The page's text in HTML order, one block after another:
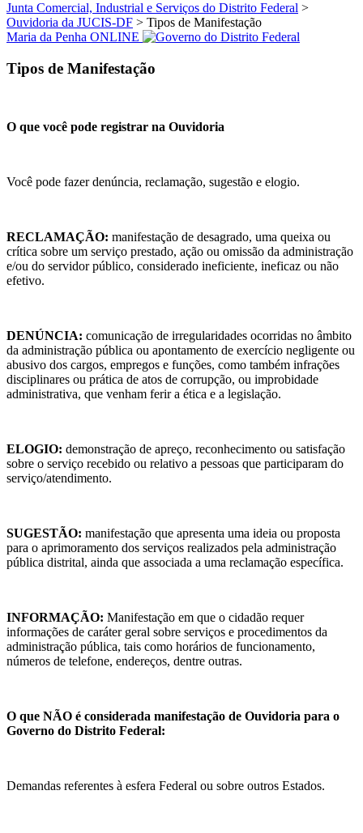
Junta Comercial, Industrial e Serviços do Distrito Federal >
Ouvidoria da JUCIS-DF > Tipos de Manifestação
Maria da Penha ONLINE
Tipos de Manifestação
O que você pode registrar na Ouvidoria
Você pode fazer denúncia, reclamação, sugestão e elogio.
RECLAMAÇÃO: manifestação de desagrado, uma queixa ou
crítica sobre um serviço prestado, ação ou omissão da administração
e/ou do servidor público, considerado ineficiente, ineficaz ou não
efetivo.
DENÚNCIA: comunicação de irregularidades ocorridas no âmbito
da administração pública ou apontamento de exercício negligente ou
abusivo dos cargos, empregos e funções, como também infrações
disciplinares ou prática de atos de corrupção, ou improbidade
administrativa, que venham ferir a ética e a legislação.
ELOGIO: demonstração de apreço, reconhecimento ou satisfação
sobre o serviço recebido ou relativo a pessoas que participaram do
serviço/atendimento.
SUGESTÃO: manifestação que apresenta uma ideia ou proposta
para o aprimoramento dos serviços realizados pela administração
pública distrital, ainda que associada a uma reclamação específica.
INFORMAÇÃO: Manifestação em que o cidadão requer
informações de caráter geral sobre serviços e procedimentos da
administração pública, tais como horários de funcionamento,
números de telefone, endereços, dentre outras.
O que NÃO é considerada manifestação de Ouvidoria para o
Governo do Distrito Federal:
Demandas referentes à esfera Federal ou sobre outros Estados.